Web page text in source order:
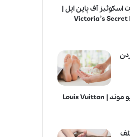
آف پاین اپل |
Victoria’s Secret
عطر ادکلن لویی ویتون نوویو موند | Louis Vuitton